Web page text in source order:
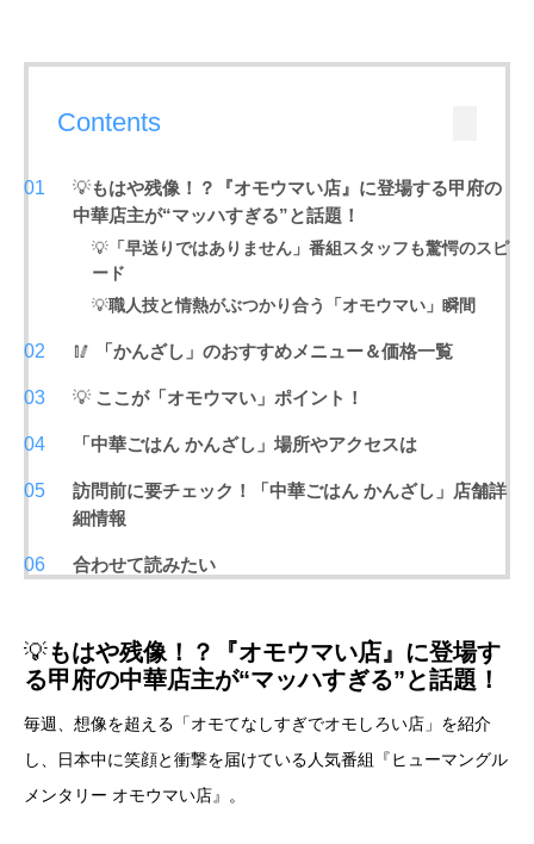
Contents
💡もはや残像！？『オモウマい店』に登場する甲府の
中華店主が“マッハすぎる”と話題！
💡 「早送りではありません」番組スタッフも驚愕のスピ
ード
💡職人技と情熱がぶつかり合う「オモウマい」瞬間
🥢 「かんざし」のおすすめメニュー＆価格一覧
💡 ここが「オモウマい」ポイント！
「中華ごはん かんざし」場所やアクセスは
訪問前に要チェック！「中華ごはん かんざし」店舗詳
細情報
合わせて読みたい
💡もはや残像！？『オモウマい店』に登場す
る甲府の中華店主が“マッハすぎる”と話題！
毎週、想像を超える「オモてなしすぎでオモしろい店」を紹介
し、日本中に笑顔と衝撃を届けている人気番組『ヒューマングル
メンタリー オモウマい店』。